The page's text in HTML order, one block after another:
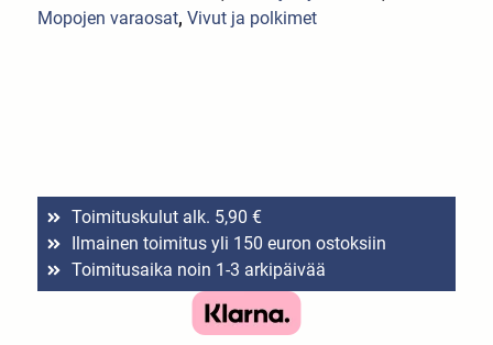
Mopojen varaosat,Vivut ja polkimet
Toimituskulut alk. 5,90 €
Ilmainen toimitus yli 150 euron ostoksiin
Toimitusaika noin 1-3 arkipäivää